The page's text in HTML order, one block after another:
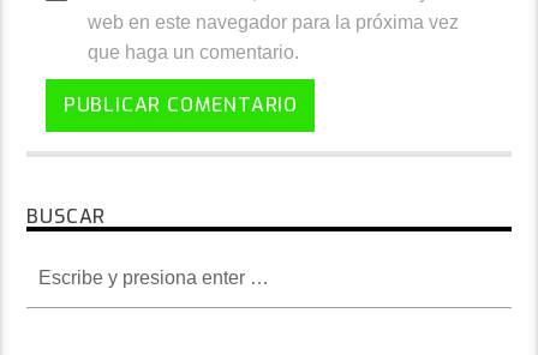
web en este navegador para la próxima vez
que haga un comentario.
BUSCAR